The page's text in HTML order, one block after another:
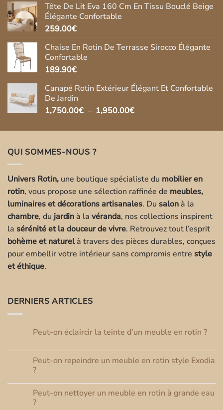
était :
269.90€.
est :
237.00€.
Tête De Lit Eva 160 Cm En Tissu Bouclé Beige
Élégante Confortable
259.00€
Chaise En Rotin De Terrasse Sirocco Élégante
Confortable
189.90€
Canapé Rotin Extérieur Élégant Et Confortable
De Jardin
1,750.00€ – 1,950.00€Plage
prix :
QUI SOMMES-NOUS ?
Univers Rotin, une boutique spécialiste du mobilier en
rotin, vous propose une sélection raffinée de meubles,
luminaires et décorations artisanales. Du salon à la
chambre, du jardin à la véranda, nos collections inspirent
la sérénité et la douceur de vivre. Retrouvez tout l’esprit
bohème et naturelà travers des pièces durables, conçues
pour embellir votre intérieur sans compromis entre style
et éthique.
DERNIERS ARTICLES
Peut-on éclaircir la teinte d’un meuble en rotin ?
commentaire
Peut-
on
éclaircir
d’un
meuble
en
Peut-on repeindre un meuble en rotin style Exodia
?
sur
Peut-
on
Peut-on nettoyer un meuble en rotin à grande eau
?